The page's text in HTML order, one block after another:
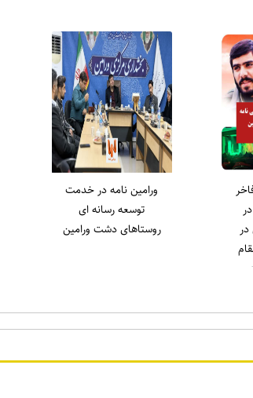
انتخاب دکتر علی میری
به عنوان جوان برتر
ورامین در حوزه ورزش